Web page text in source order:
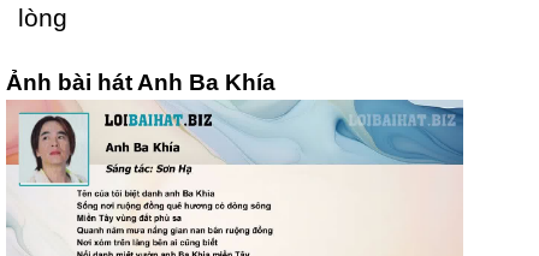
lòng
Ảnh bài hát Anh Ba Khía